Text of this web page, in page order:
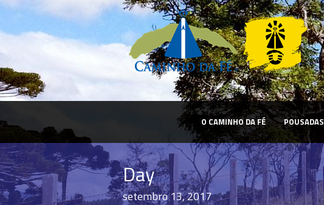
O CAMINHO DA FÉ POUSADAS
Day
setembro 13, 2017